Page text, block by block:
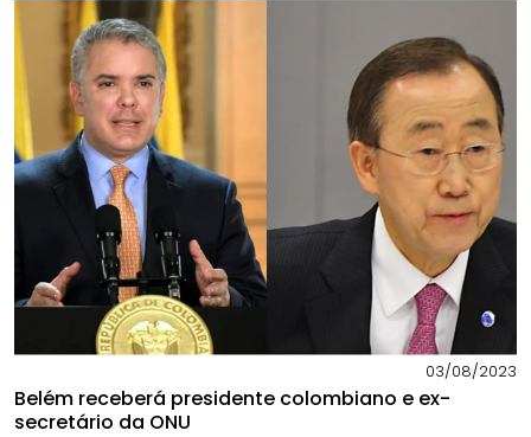
03/08/2023
Belém receberá presidente colombiano e ex-
secretário da ONU